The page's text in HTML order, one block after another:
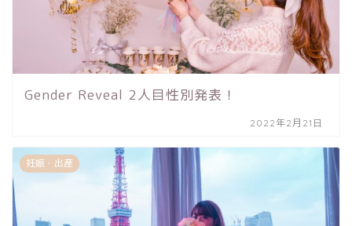
Gender Reveal 2人目性別発表！
2022年2月21日
妊娠・出産